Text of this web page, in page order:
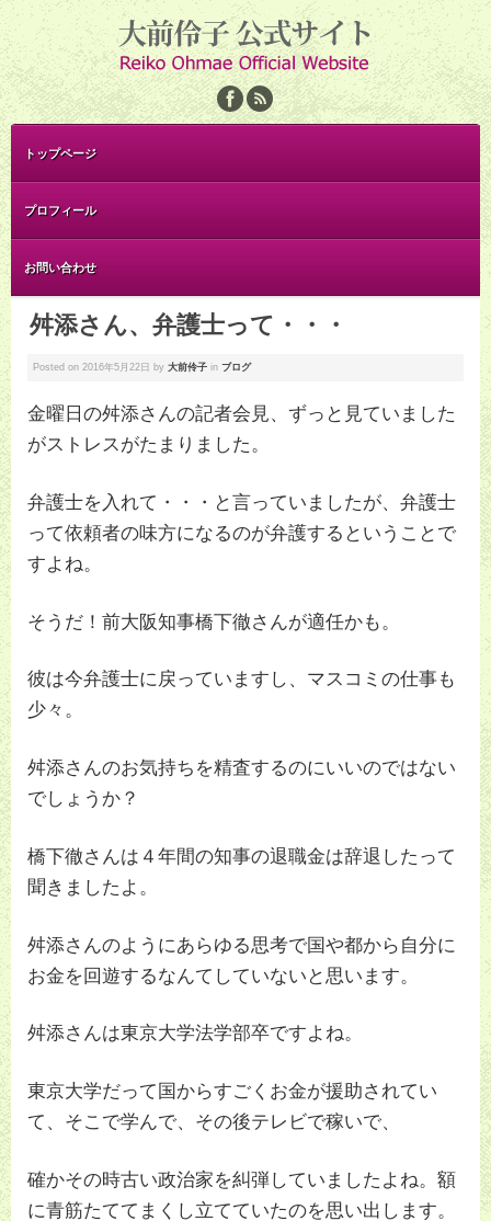
トップページ
プロフィール
お問い合わせ
舛添さん、弁護士って・・・
Posted on 2016年5月22日 by 大前伶子 in ブログ
金曜日の舛添さんの記者会見、ずっと見ていました
がストレスがたまりました。
弁護士を入れて・・・と言っていましたが、弁護士
って依頼者の味方になるのが弁護するということで
すよね。
そうだ！前大阪知事橋下徹さんが適任かも。
彼は今弁護士に戻っていますし、マスコミの仕事も
少々。
舛添さんのお気持ちを精査するのにいいのではない
でしょうか？
橋下徹さんは４年間の知事の退職金は辞退したって
聞きましたよ。
舛添さんのようにあらゆる思考で国や都から自分に
お金を回遊するなんてしていないと思います。
舛添さんは東京大学法学部卒ですよね。
東京大学だって国からすごくお金が援助されてい
て、そこで学んで、その後テレビで稼いで、
確かその時古い政治家を糾弾していましたよね。額
に青筋たててまくし立てていたのを思い出します。